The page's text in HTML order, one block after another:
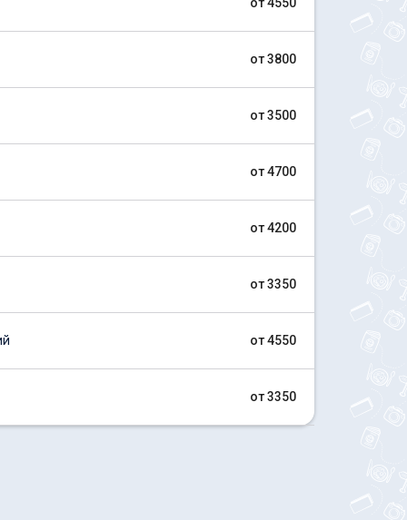
от 3800
от 3500
от 4700
от 4200
от 3350
от 4550
от 3350